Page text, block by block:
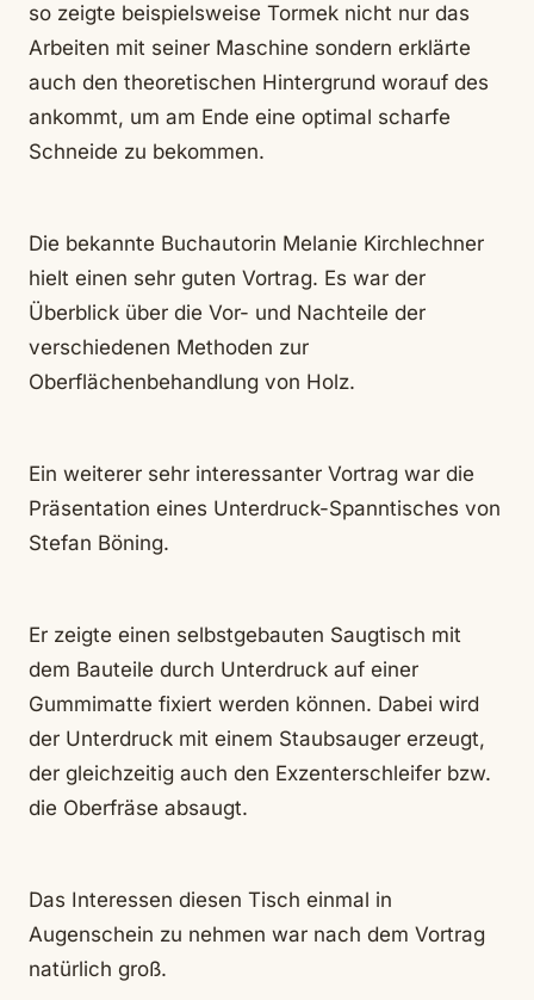
so zeigte beispielsweise Tormek nicht nur das
Arbeiten mit seiner Maschine sondern erklärte
auch den theoretischen Hintergrund worauf des
ankommt, um am Ende eine optimal scharfe
Schneide zu bekommen.
Die bekannte Buchautorin Melanie Kirchlechner
hielt einen sehr guten Vortrag. Es war der
Überblick über die Vor- und Nachteile der
verschiedenen Methoden zur
Oberflächenbehandlung von Holz.
Ein weiterer sehr interessanter Vortrag war die
Präsentation eines Unterdruck-Spanntisches von
Stefan Böning.
Er zeigte einen selbstgebauten Saugtisch mit
dem Bauteile durch Unterdruck auf einer
Gummimatte fixiert werden können. Dabei wird
der Unterdruck mit einem Staubsauger erzeugt,
der gleichzeitig auch den Exzenterschleifer bzw.
die Oberfräse absaugt.
Das Interessen diesen Tisch einmal in
Augenschein zu nehmen war nach dem Vortrag
natürlich groß.